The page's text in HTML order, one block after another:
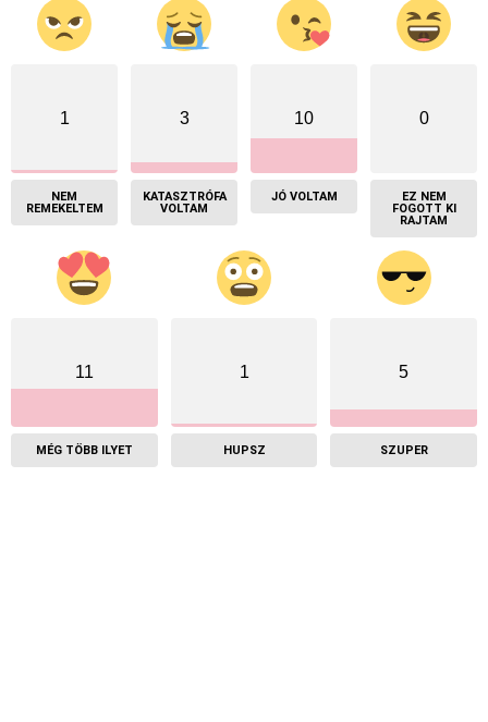
1
NEM
REMEKELTEM
3
KATASZTRÓFA
VOLTAM
10
JÓ VOLTAM
0
EZ NEM
FOGOTT KI
RAJTAM
11
MÉG TÖBB ILYET
1
HUPSZ
5
SZUPER